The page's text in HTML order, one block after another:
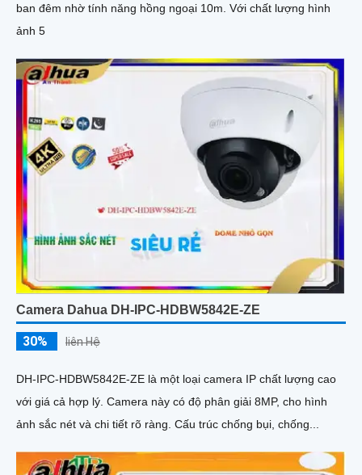
ban đêm nhờ tính năng hồng ngoại 10m. Với chất lượng hình
ảnh 5
Camera Dahua DH-IPC-HDBW5842E-ZE
30% liên Hệ
DH-IPC-HDBW5842E-ZE là một loại camera IP chất lượng cao
với giá cả hợp lý. Camera này có độ phân giải 8MP, cho hình
ảnh sắc nét và chi tiết rõ ràng. Cấu trúc chống bụi, chống...